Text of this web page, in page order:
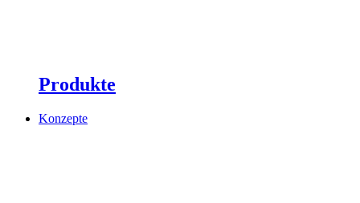
Produkte
Konzepte